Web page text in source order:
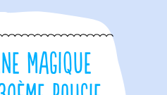
Magique